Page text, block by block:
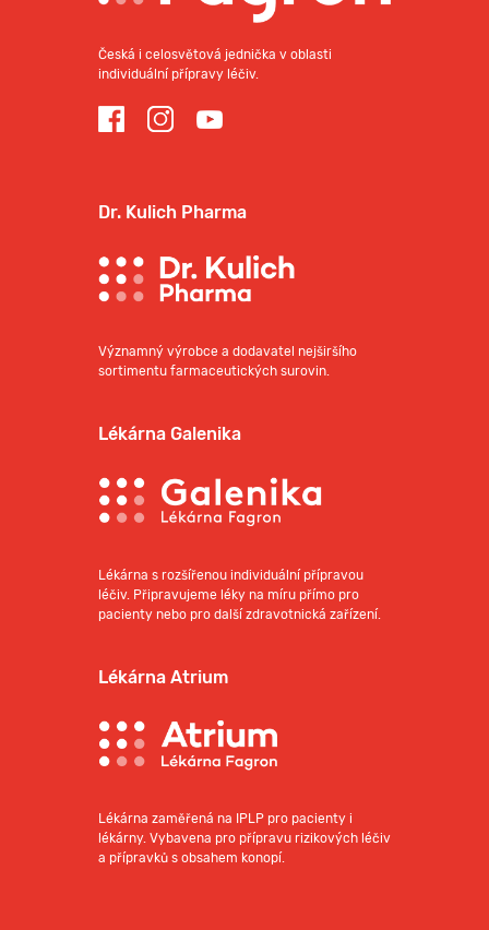
Česká i celosvětová jednička v oblasti
individuální přípravy léčiv.
Dr. Kulich Pharma
Významný výrobce a dodavatel nejširšího
sortimentu farmaceutických surovin.
Lékárna Galenika
Lékárna s rozšířenou individuální přípravou
léčiv. Připravujeme léky na míru přímo pro
pacienty nebo pro další zdravotnická zařízení.
Lékárna Atrium
Lékárna zaměřená na IPLP pro pacienty i
lékárny. Vybavena pro přípravu rizikových léčiv
a přípravků s obsahem konopí.